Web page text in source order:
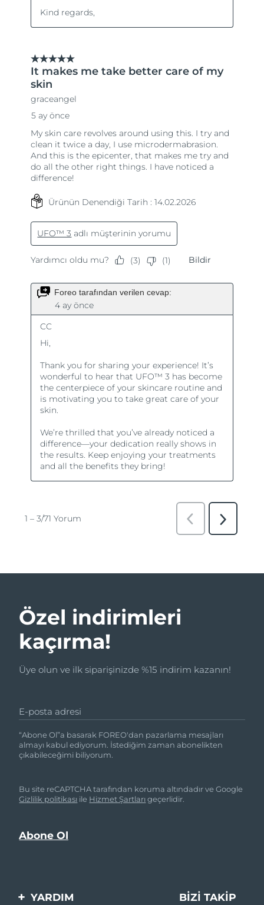
Özel indirimleri
kaçırma!
Üye olun ve ilk siparişinizde %15 indirim kazanın!
E-posta adresi
“Abone Ol”a basarak FOREO'dan pazarlama mesajları
almayı kabul ediyorum. İstediğim zaman abonelikten
çıkabileceğimi biliyorum.
Bu site reCAPTCHA tarafından koruma altındadır ve Google
Gizlilik politikası ile Hizmet Şartlarıgeçerlidir.
YARDIM BIZI TAKIP